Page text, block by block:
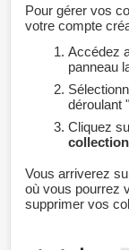
Pour gérer vos
votre compte
Accédez
panneau
déroulant "
Cliquez
Vous arriverez
où vous pourrez
supprimer vos